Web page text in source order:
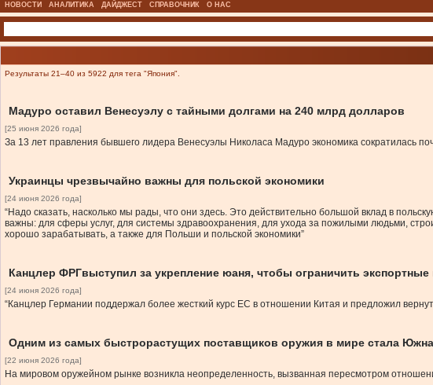
НОВОСТИ АНАЛИТИКА ДАЙДЖЕСТ СПРАВОЧНИК О НАС
Результаты 21–40 из 5922 для тега "Япония".
Мадуро оставил Венесуэлу с тайными долгами на 240 млрд долларов
[25 июня 2026 года]
За 13 лет правления бывшего лидера Венесуэлы Николаса Мадуро экономика сократилась
Украинцы чрезвычайно важны для польской экономики
[24 июня 2026 года]
“Надо сказать, насколько мы рады, что они здесь. Это действительно большой вклад в
важны: для сферы услуг, для системы здравоохранения, для ухода за пожилыми людьми,
хорошо зарабатывать, а также для Польши и польской экономики”
Канцлер ФРГвыступил за укрепление юаня, чтобы ограничить
[24 июня 2026 года]
“Канцлер Германии поддержал более жесткий курс ЕС в отношении Китая и предложил
Одним из самых быстрорастущих поставщиков оружия в мире стала
[22 июня 2026 года]
На мировом оружейном рынке возникла неопределенность, вызванная пересмотром